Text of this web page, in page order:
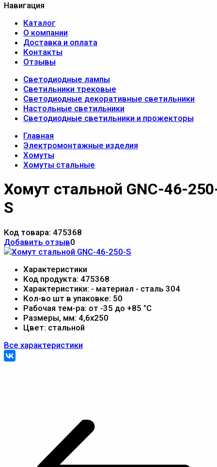
Навигация
Каталог
О компании
Доставка и оплата
Контакты
Отзывы
Светодиодные лампы
Светильники трековые
Светодиодные декоративные светильники
Настольные светильники
Светодиодные светильники и прожекторы
Главная
Электромонтажные изделия
Хомуты
Хомуты стальные
Хомут стальной GNC-46-
S
Код товара: 475368
Добавить отзыв0
Характеристики
Код продукта: 475368
Характеристики: - материал - сталь 304
Кол-во шт в упаковке: 50
Рабочая тем-ра: от -35 до +85 °С
Размеры, мм: 4,6х250
Цвет: стальной
Все характеристики